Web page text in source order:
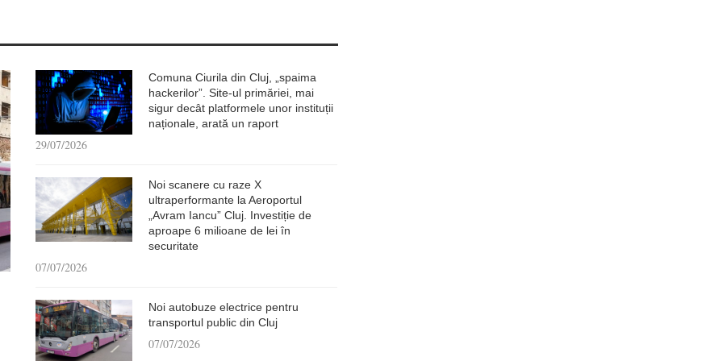
Comuna Ciurila din Cluj, „spaima
hackerilor”. Site-ul primăriei, mai
sigur decât platformele unor instituții
naționale, arată un raport
29/07/2026
Noi scanere cu raze X
ultraperformante la Aeroportul
„Avram Iancu” Cluj. Investiție de
aproape 6 milioane de lei în
securitate
07/07/2026
Noi autobuze electrice pentru
transportul public din Cluj
07/07/2026